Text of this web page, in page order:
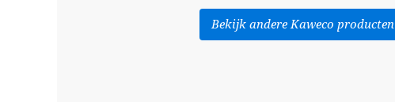
Bekijk andere Kaweco producten